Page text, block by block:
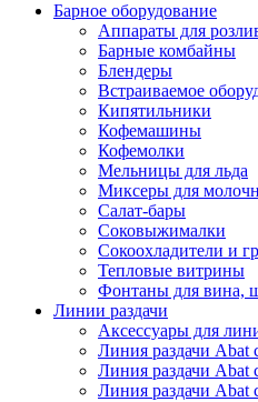
Барное оборудование
Аппараты для
Барные комбайны
Блендеры
Встраиваемое
Кипятильники
Кофемашины
Кофемолки
Мельницы для льда
Миксеры для
Салат-бары
Соковыжималки
Сокоохладители и
Тепловые витрины
Фонтаны для вина,
Линии раздачи
Аксессуары для
Линия раздачи
Линия раздачи
Линия раздачи